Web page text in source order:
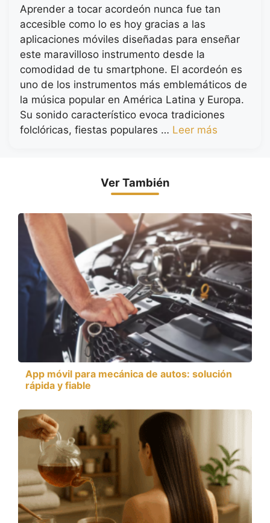
Aprender a tocar acordeón nunca fue tan
accesible como lo es hoy gracias a las
aplicaciones móviles diseñadas para enseñar
este maravilloso instrumento desde la
comodidad de tu smartphone. El acordeón es
uno de los instrumentos más emblemáticos de
la música popular en América Latina y Europa.
Su sonido característico evoca tradiciones
folclóricas, fiestas populares … Leer más
Ver También
App móvil para mecánica de autos: solución
rápida y fiable